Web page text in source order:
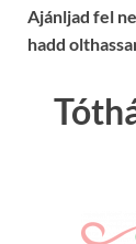
Ajánljad fel
hadd